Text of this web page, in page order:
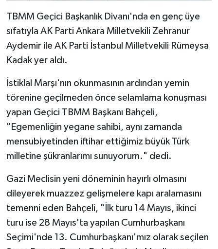
TBMM Geçici Başkanlık Divanı'nda en genç üye
sıfatıyla AK Parti Ankara Milletvekili Zehranur
Aydemir ile AK Parti İstanbul Milletvekili Rümeysa
Kadak yer aldı.
İstiklal Marşı'nın okunmasının ardından yemin
törenine geçilmeden önce selamlama konuşması
yapan Geçici TBMM Başkanı Bahçeli,
"Egemenliğin yegane sahibi, aynı zamanda
mensubiyetinden iftihar ettiğimiz büyük Türk
milletine şükranlarımı sunuyorum." dedi.
Gazi Meclisin yeni döneminin hayırlı olmasını
dileyerek muazzez gelişmelere kapı aralamasını
temenni eden Bahçeli, "İlk turu 14 Mayıs, ikinci
turu ise 28 Mayıs'ta yapılan Cumhurbaşkanı
Seçimi'nde 13. Cumhurbaşkanı'mız olarak seçilen